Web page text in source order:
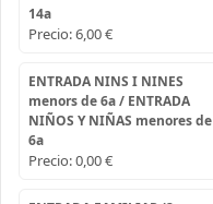
14a
Precio:6,00 €
ENTRADA NINS I NINES
menors de 6a / ENTRADA
NIÑOS Y NIÑAS menores de
6a
Precio:0,00 €